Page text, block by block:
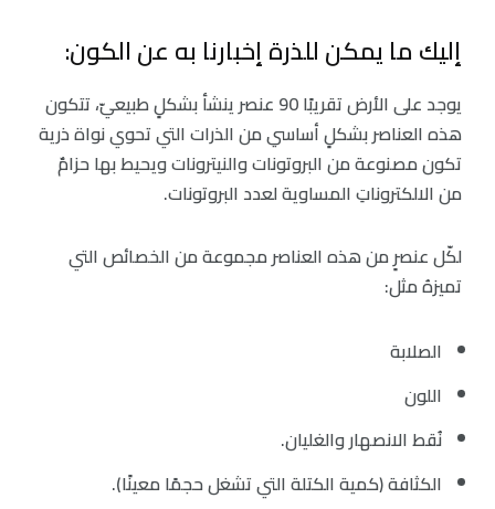
إليك ما يمكن للذرة إخبارنا به عن الكون:
يوجد على الأرض تقريبًا 90 عنصر ينشأ بشكلٍ طبيعيّ، تتكون
هذه العناصر بشكلٍ أساسي من الذرات التي تحوي نواة ذرية
تكون مصنوعة من البروتونات والنيترونات ويحيط بها حزامٌ
من الالكتروناتِ المساوية لعدد البروتونات.
لكّل عنصرٍ من هذه العناصر مجموعة من الخصائص التي
تميزهُ مثل:
الصلابة
اللون
نُقط الانصهار والغليان.
الكثافة (كمية الكتلة التي تشغل حجمًا معينًا).